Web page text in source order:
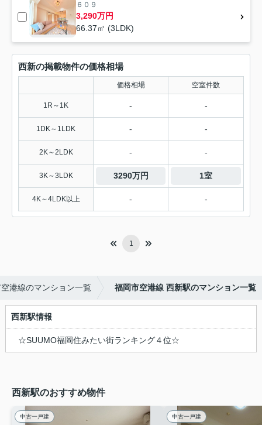
６０９
3,290万円
66.37㎡ (3LDK)
西新の掲載物件の価格相場
価格相場 空室件数
1R～1K - -
1DK～1LDK - -
2K～2LDK - -
3K～3LDK 3290万円 1室
4K～4LDK以上 - -
1
港線のマンション一覧 福岡市空港線 西新駅のマンション一覧
西新駅情報
☆SUUMO福岡住みたい街ランキング４位☆
西新駅のおすすめ物件
中古一戸建 中古一戸建